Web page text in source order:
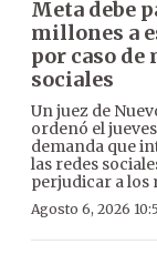
Meta debe
millones a
por caso de
sociales
Un juez de
ordenó el
demanda que
las redes
perjudicar a los
Agosto 6, 2026